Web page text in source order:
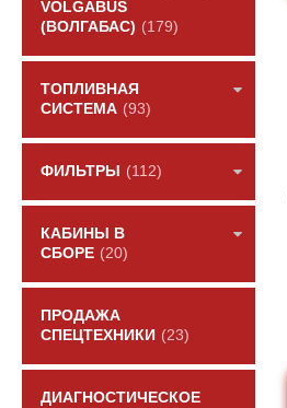
VOLGABUS
(ВОЛГАБАС) (179)
ТОПЛИВНАЯ
СИСТЕМА (93)
ФИЛЬТРЫ (112)
КАБИНЫ В
СБОРЕ (20)
ПРОДАЖА
СПЕЦТЕХНИКИ (23)
ДИАГНОСТИЧЕСКОЕ